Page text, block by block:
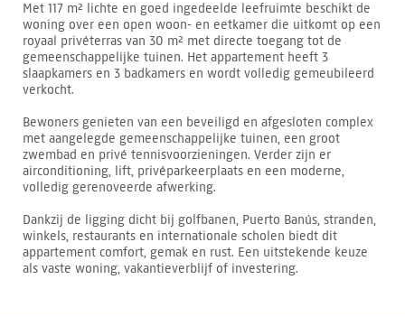
Met 117 m² lichte en goed ingedeelde leefruimte beschikt de
woning over een open woon- en eetkamer die uitkomt op een
royaal privéterras van 30 m² met directe toegang tot de
gemeenschappelijke tuinen. Het appartement heeft 3
slaapkamers en 3 badkamers en wordt volledig gemeubileerd
verkocht.
Bewoners genieten van een beveiligd en afgesloten complex
met aangelegde gemeenschappelijke tuinen, een groot
zwembad en privé tennisvoorzieningen. Verder zijn er
airconditioning, lift, privéparkeerplaats en een moderne,
volledig gerenoveerde afwerking.
Dankzij de ligging dicht bij golfbanen, Puerto Banús, stranden,
winkels, restaurants en internationale scholen biedt dit
appartement comfort, gemak en rust. Een uitstekende keuze
als vaste woning, vakantieverblijf of investering.